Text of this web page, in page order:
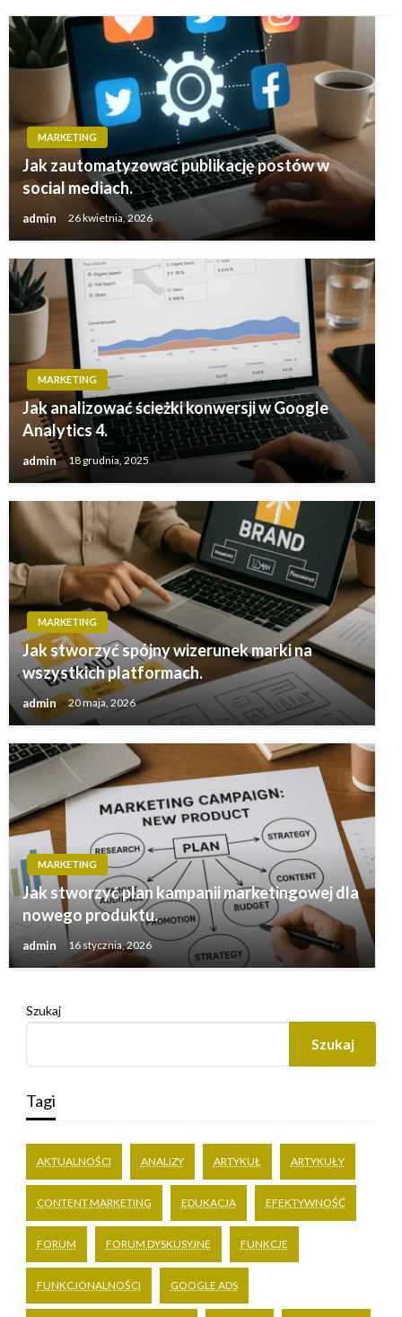
MARKETING
Jak zautomatyzować publikację postów w
social mediach.
admin 26 kwietnia, 2026
MARKETING
Jak analizować ścieżki konwersji w Google
Analytics 4.
admin 18 grudnia, 2025
MARKETING
Jak stworzyć spójny wizerunek marki na
wszystkich platformach.
admin 20 maja, 2026
MARKETING
Jak stworzyć plan kampanii marketingowej dla
nowego produktu.
admin 16 stycznia, 2026
Szukaj
Szukaj
Tagi
AKTUALNOŚCI ANALIZY ARTYKUŁ ARTYKUŁY
CONTENT MARKETING EDUKACJA EFEKTYWNOŚĆ
FORUM FORUM DYSKUSYJNE FUNKCJE
FUNKCJONALNOŚCI GOOGLE ADS